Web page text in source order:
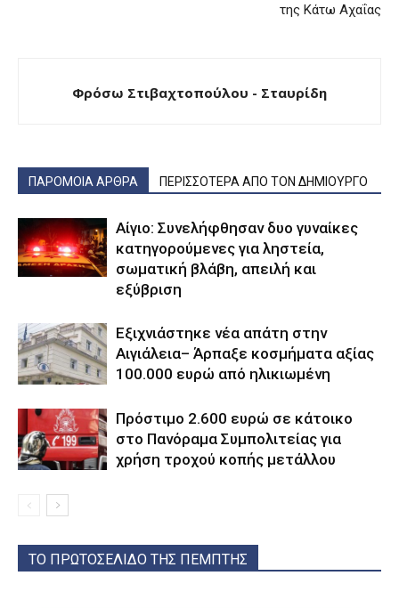
της Κάτω Αχαΐας
Φρόσω Στιβαχτοπούλου - Σταυρίδη
ΠΑΡΟΜΟΙΑ ΑΡΘΡΑ ΠΕΡΙΣΣΟΤΕΡΑ ΑΠΟ ΤΟΝ ΔΗΜΙΟΥΡΓΟ
Αίγιο: Συνελήφθησαν δυο γυναίκες
κατηγορούμενες για ληστεία,
σωματική βλάβη, απειλή και
εξύβριση
Εξιχνιάστηκε νέα απάτη στην
Αιγιάλεια– Άρπαξε κοσμήματα αξίας
100.000 ευρώ από ηλικιωμένη
Πρόστιμο 2.600 ευρώ σε κάτοικο
στο Πανόραμα Συμπολιτείας για
χρήση τροχού κοπής μετάλλου
ΤΟ ΠΡΩΤΟΣΕΛΙΔΟ ΤΗΣ ΠΕΜΠΤΗΣ